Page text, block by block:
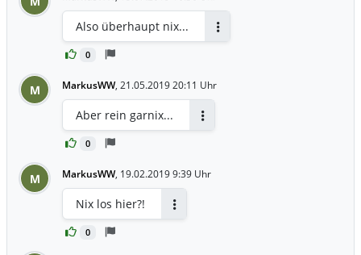
0
Also überhaupt nix...
M MarkusWW, 21.05.2019 20:11 Uhr
0
Aber rein garnix...
M MarkusWW, 19.02.2019 9:39 Uhr
0
Nix los hier?!